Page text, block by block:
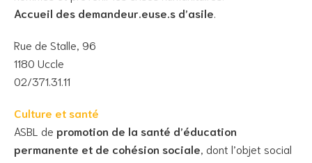
Accueil des demandeur.euse.s d’asile
Rue de Stalle, 96
1180 Uccle
02/371.31.11
Culture et santé
ASBL de promotion de la santé d’éducation
permanente et de cohésion sociale , dont l’objet social